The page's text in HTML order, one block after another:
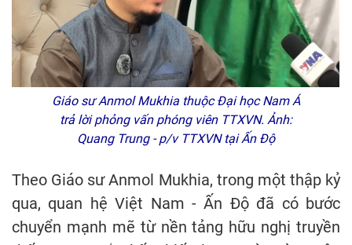
Giáo sư Anmol Mukhia thuộc Đại học Nam Á
trả lời phỏng vấn phóng viên TTXVN. Ảnh:
Quang Trung - p/v TTXVN tại Ấn Độ
Theo Giáo sư Anmol Mukhia, trong một thập kỷ
qua, quan hệ Việt Nam - Ấn Độ đã có bước
chuyển mạnh mẽ từ nền tảng hữu nghị truyền